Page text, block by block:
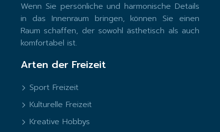
Wenn Sie persönliche und harmonische Details
in das Innenraum bringen, können Sie einen
Raum schaffen, der sowohl ästhetisch als auch
komfortabel ist.
Arten der Freizeit
Sport Freizeit
Kulturelle Freizeit
Kreative Hobbys